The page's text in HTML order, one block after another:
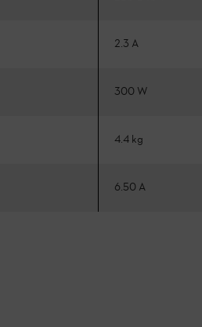
2.3 A
300 W
4.4 kg
6.50 A